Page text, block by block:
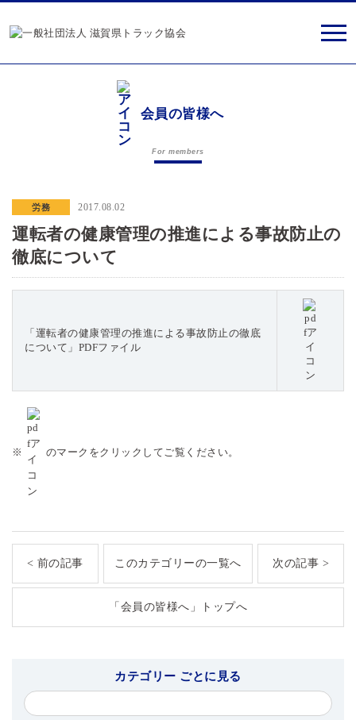
会員の皆様へ
For members
労務 2017.08.02
運転者の健康管理の推進による事故防止の
徹底について
「運転者の健康管理の推進による事故防止の徹底
について」PDFファイル
※ のマークをクリックしてご覧ください。
< 前の記事 このカテゴリーの一覧へ 次の記事 >
「会員の皆様へ」トップへ
カテゴリー ごとに見る